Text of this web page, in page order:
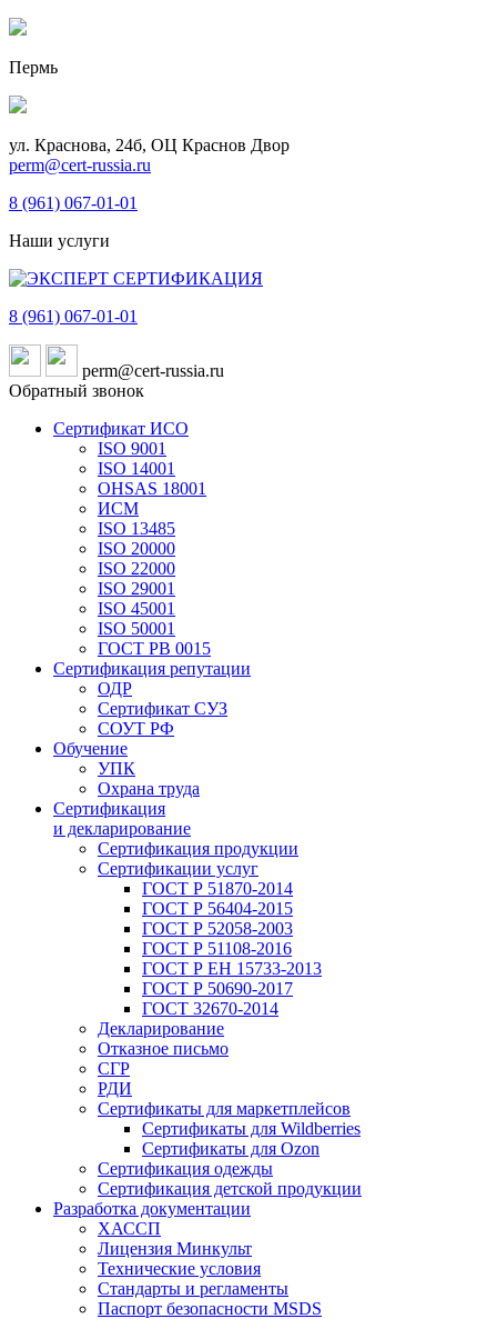
Пермь
ул. Краснова, 24б, ОЦ Краснов Двор
perm@cert-russia.ru
8 (961) 067-01-01
Наши услуги
8 (961) 067-01-01
perm@cert-russia.ru
Обратный звонок
Сертификат ИСО
ISO 9001
ISO 14001
OHSAS 18001
ИСМ
ISO 13485
ISO 20000
ISO 22000
ISO 29001
ISO 45001
ISO 50001
ГОСТ РВ 0015
Сертификация репутации
ОДР
Сертификат СУЗ
СОУТ РФ
Обучение
УПК
Охрана труда
Сертификация
и декларирование
Сертификация продукции
Сертификации услуг
ГОСТ Р 51870-2014
ГОСТ Р 56404-2015
ГОСТ Р 52058-2003
ГОСТ Р 51108-2016
ГОСТ Р ЕН 15733-2013
ГОСТ Р 50690-2017
ГОСТ 32670-2014
Декларирование
Отказное письмо
СГР
РДИ
Сертификаты для маркетплейсов
Сертификаты для Wildberries
Сертификаты для Ozon
Сертификация одежды
Сертификация детской продукции
Разработка документации
ХАССП
Лицензия Минкульт
Технические условия
Стандарты и регламенты
Паспорт безопасности MSDS